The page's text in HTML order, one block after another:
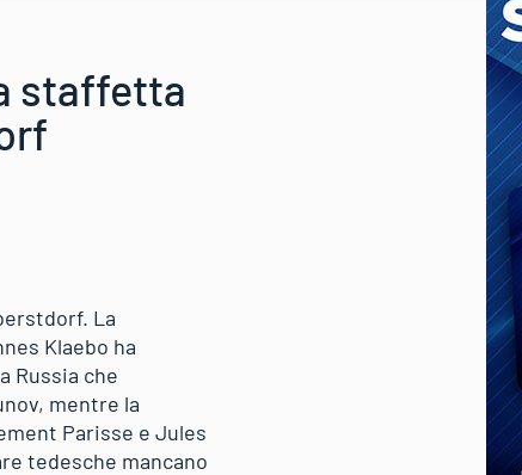
staffetta
La
Klaebo ha
Russia che
mentre la
Parisse e Jules
tedesche mancano